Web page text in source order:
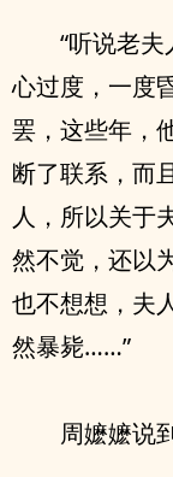
“听说老
心过度，一度
罢，这些年，
断了联系，而
人，所以关于
然不觉，还以
也不想想，夫
然暴毙……”
周嬷嬷说